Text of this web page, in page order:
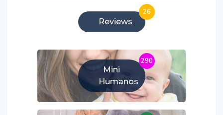
Reviews
26
Mini
Humanos
290